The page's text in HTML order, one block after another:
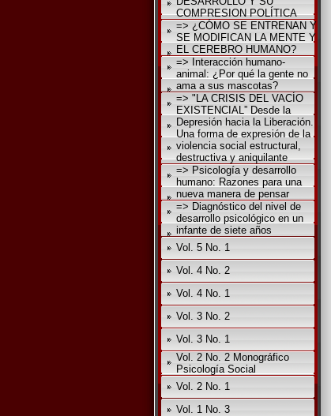
COMPRESION POLÍTICA
=> ¿CÓMO SE ENTRENAN Y
SE MODIFICAN LA MENTE Y
EL CEREBRO HUMANO?
=> Interacción humano-
animal: ¿Por qué la gente no
ama a sus mascotas?
=> "LA CRISIS DEL VACÍO
EXISTENCIAL” Desde la
Depresión hacia la Liberación.
Una forma de expresión de la
violencia social estructural,
destructiva y aniquilante
=> Psicología y desarrollo
humano: Razones para una
nueva manera de pensar
=> Diagnóstico del nivel de
desarrollo psicológico en un
infante de siete años
Vol. 5 No. 1
Vol. 4 No. 2
Vol. 4 No. 1
Vol. 3 No. 2
Vol. 3 No. 1
Vol. 2 No. 2 Monográfico
Psicología Social
Vol. 2 No. 1
Vol. 1 No. 3